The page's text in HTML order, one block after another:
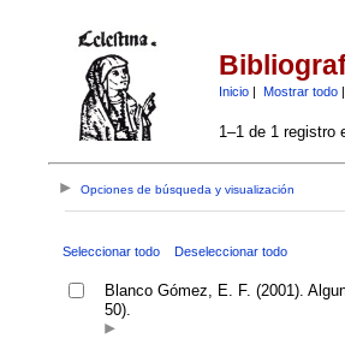
Inicio| Mostrar todo|
1–1 de 1 registro
Opciones de búsqueda y visualización
Seleccionar todo Deseleccionar todo
Blanco Gómez, E. F. (2001).
50).